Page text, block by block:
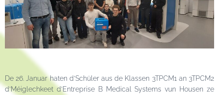
De 26. Januar haten d’Schüler aus de Klassen 3TPCM1 an 3TPCM2
d’Méiglechkeet d’Entreprise B Medical Systems vun Housen ze